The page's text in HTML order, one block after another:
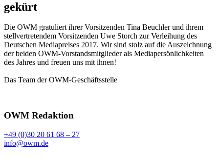
gekürt
Die OWM gratuliert ihrer Vorsitzenden Tina Beuchler und ihrem
stellvertretendem Vorsitzenden Uwe Storch zur Verleihung des
Deutschen Mediapreises 2017. Wir sind stolz auf die Auszeichnung
der beiden OWM-Vorstandsmitglieder als Mediapersönlichkeiten
des Jahres und freuen uns mit ihnen!
Das Team der OWM-Geschäftsstelle
OWM Redaktion
+49 (0)30 20 61 68 – 27
info@owm.de